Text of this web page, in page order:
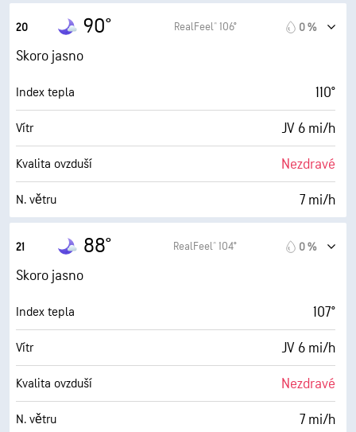
Rosný bod
AccuLumen Brightness Index™ 0 (Tmavé)
Oblačnost 43 %
Viditelnost 10 mi
Horní základna oblačnosti 30000 ft
20 90° RealFeel® 106° 0 %
Skoro jasno
Index tepla 110°
Vítr JV 6 mi/h
Kvalita ovzduší Nezdravé
N. větru 7 mi/h
Rosný bod
AccuLumen Brightness Index™ 0 (Tmavé)
Oblačnost 29 %
Viditelnost 10 mi
Horní základna oblačnosti 30000 ft
21 88° RealFeel® 104° 0 %
Skoro jasno
Index tepla 107°
Vítr JV 6 mi/h
Kvalita ovzduší Nezdravé
N. větru 7 mi/h